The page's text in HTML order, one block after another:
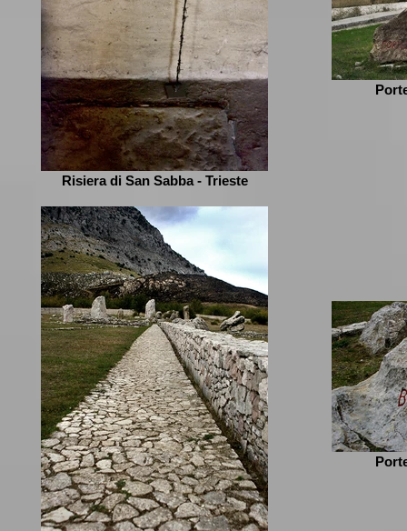
Risiera di San Sabba - Trieste